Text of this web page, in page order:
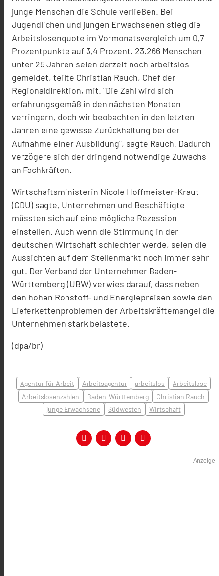
junge Menschen die Schule verließen. Bei
Jugendlichen und jungen Erwachsenen stieg die
Arbeitslosenquote im Vormonatsvergleich um 0,7
Prozentpunkte auf 3,4 Prozent. 23.266 Menschen
unter 25 Jahren seien derzeit noch arbeitslos
gemeldet, teilte Christian Rauch, Chef der
Regionaldirektion, mit. "Die Zahl wird sich
erfahrungsgemäß in den nächsten Monaten
verringern, doch wir beobachten in den letzten
Jahren eine gewisse Zurückhaltung bei der
Aufnahme einer Ausbildung", sagte Rauch. Dadurch
verzögere sich der dringend notwendige Zuwachs
an Fachkräften.
Wirtschaftsministerin Nicole Hoffmeister-Kraut
(CDU) sagte, Unternehmen und Beschäftigte
müssten sich auf eine mögliche Rezession
einstellen. Auch wenn die Stimmung in der
deutschen Wirtschaft schlechter werde, seien die
Aussichten auf dem Stellenmarkt noch immer sehr
gut. Der Verband der Unternehmer Baden-
Württemberg (UBW) verwies darauf, dass neben
den hohen Rohstoff- und Energiepreisen sowie den
Lieferkettenproblemen der Arbeitskräftemangel die
Unternehmen stark belastete.
(dpa/br)
Agentur für Arbeit Arbeitsagentur arbeitslos
Arbeitslose
Arbeitslosenzahlen
Baden-Württemberg
Christian Rauch
junge Erwachsene
Südwesten Wirtschaft
Anzeige